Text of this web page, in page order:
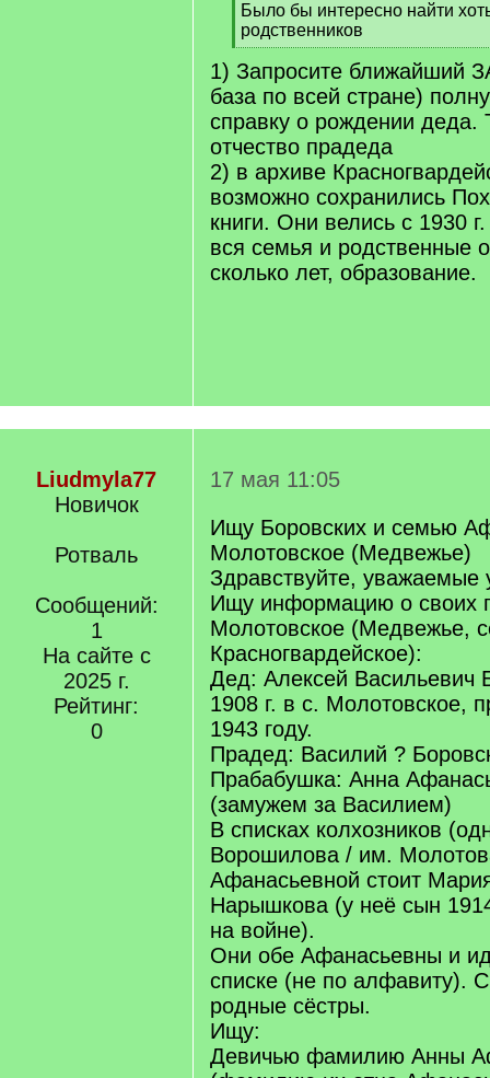
Было бы интересно найти
родственников
[
/
q
]
1) Запросите ближайший
база по всей стране)
справку о рождении деда.
отчество прадеда
2) в архиве
возможно сохранились
книги. Они велись с 1930
вся семья и родственные
сколько лет, образование.
Liudmyla77
Новичок
Ротваль
Сообщений:
1
На сайте с
2025 г.
Рейтинг:
0
17 мая 11:05
Ищу Боровских и семью
Молотовское (Медвежье)
Здравствуйте, уважаемые
Ищу информацию о своих
Молотовское (Медвежье,
Красногвардейское):
Дед: Алексей Васильевич
1908 г. в с. Молотовское,
1943 году.
Прадед: Василий ?
Прабабушка: Анна
(замужем за Василием)
В списках колхозников
Ворошилова / им.
Афанасьевной стоит
Нарышкова (у неё сын
на войне).
Они обе Афанасьевны и
списке (не по алфавиту).
родные сёстры.
Ищу:
Девичью фамилию Анны